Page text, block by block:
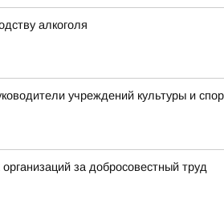
алкоголя
учреждений культуры и
за добросовестный труд